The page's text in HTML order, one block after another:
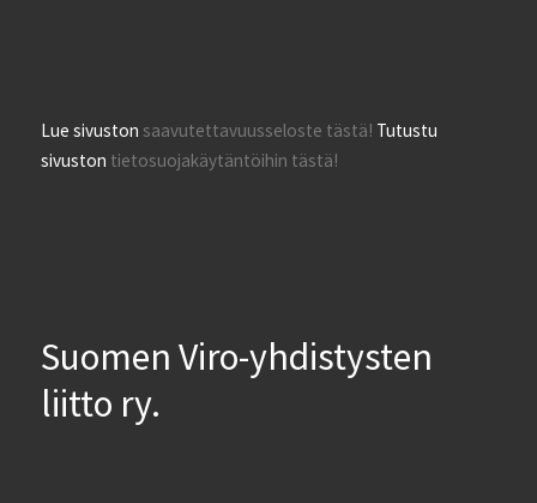
Lue sivustonsaavutettavuusseloste tästä! Tutustu
sivuston tietosuojakäytäntöihin tästä!
Suomen Viro-yhdistysten
liitto ry.